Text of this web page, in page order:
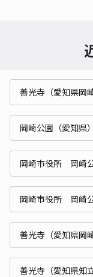
善光寺（愛知県岡
岡崎公園（愛知県）
岡崎市役所 岡崎
岡崎市役所 岡崎
善光寺（愛知県岡
善光寺（愛知県知立